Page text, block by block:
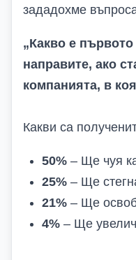
зададохме въпрос
„Какво е
направите, ако
компанията, в
Какви са
50% – Ще чуя
25% – Ще
21% – Ще
4% – Ще